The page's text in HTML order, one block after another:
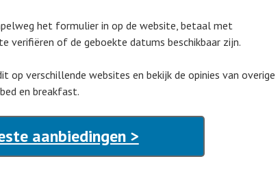
het formulier in op de website, betaal met
verifiëren of de geboekte datums beschikbaar zijn.
op verschillende websites en bekijk de opinies van overige
en breakfast.
aanbiedingen >